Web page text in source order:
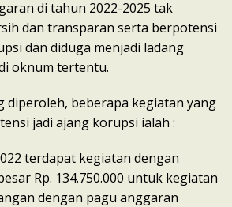
di tahun 2022-2025 tak
dan transparan serta berpotensi
dan diduga menjadi ladang
oknum tertentu.
diperoleh, beberapa kegiatan yang
jadi ajang korupsi ialah :
terdapat kegiatan dengan
Rp. 134.750.000 untuk kegiatan
dengan pagu anggaran